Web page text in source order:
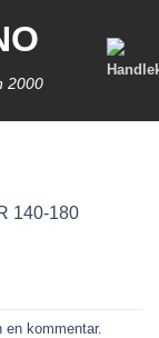
2000
140-180
en kommentar.